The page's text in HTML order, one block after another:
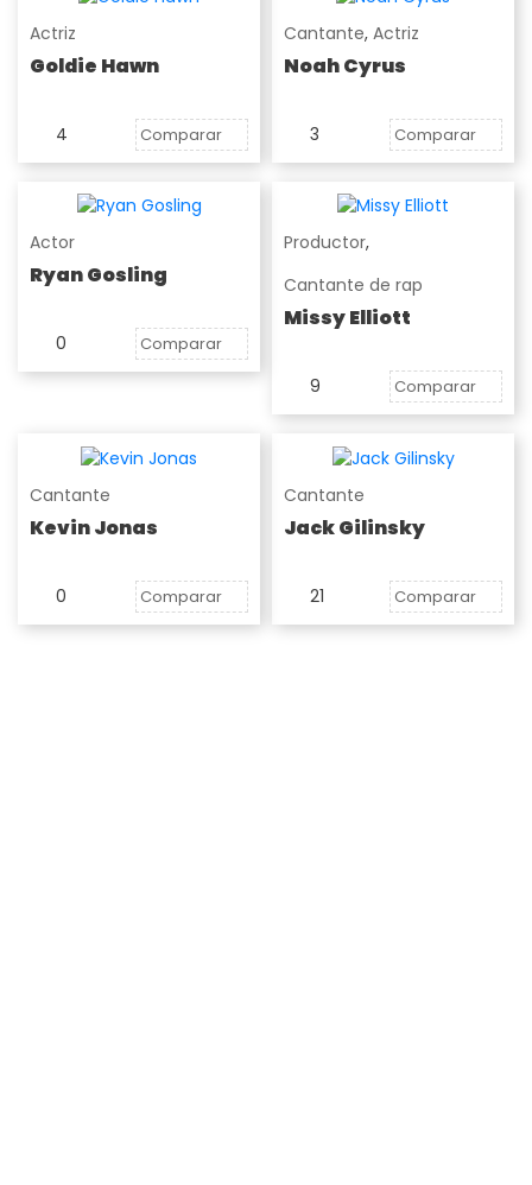
Actriz
Goldie Hawn
4 Comparar
Cantante, Actriz
Noah Cyrus
3 Comparar
Actor
Ryan Gosling
0 Comparar
Productor,
Cantante de rap
Missy Elliott
9 Comparar
Cantante
Kevin Jonas
0 Comparar
Cantante
Jack Gilinsky
21 Comparar